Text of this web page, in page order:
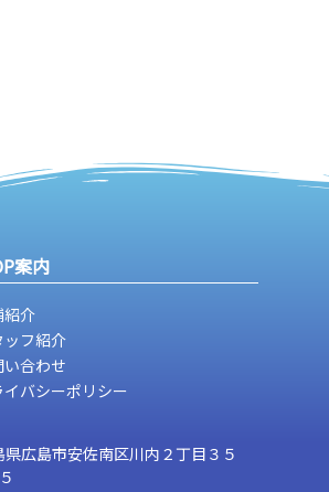
案内
紹介
ッフ紹介
合わせ
イバシーポリシー
県広島市安佐南区川内２丁目３５